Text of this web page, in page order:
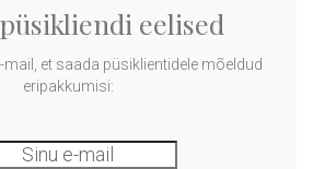
eelised
et saada püsiklientidele mõeldud
eripakkumisi: